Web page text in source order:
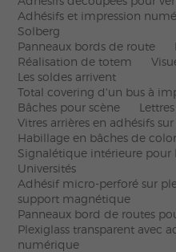
Adhésifs et impression
Solberg
Panneaux bords de route
Réalisation de totem
Les soldes arrivent
Total covering d'un bus à
Bâches pour scène
Vitres arrières en adhésifs
Habillage en bâches de
Signalétique intérieure pour
Universités
Adhésif micro-perforé sur
support magnétique
Panneaux bord de routes
Plexiglass transparent avec
numérique